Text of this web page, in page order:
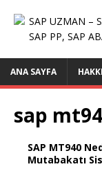
ANA SAYFA
sap
SAP MT940
Mutabakatı